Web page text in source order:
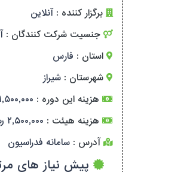
برگزار کننده : آنلاین
جنسیت شرکت کنندگان :
استان : فارس
شهرستان : شیراز
هزینه این دوره : ۱,۵۰۰,۰۰۰ ریال
هزینه هیئت : ۲,۵۰۰,۰۰۰ ریال
آدرس : سامانه فدراسیون
پیش نیاز های